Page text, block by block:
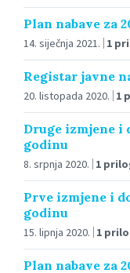
Plan nabave za
14. siječnja 2021. 1
Registar javne
20. listopada 2020. 1
Druge izmjene i
godinu
8. srpnja 2020. 1
Prve izmjene i
godinu
15. lipnja 2020. 1
Plan nabave za